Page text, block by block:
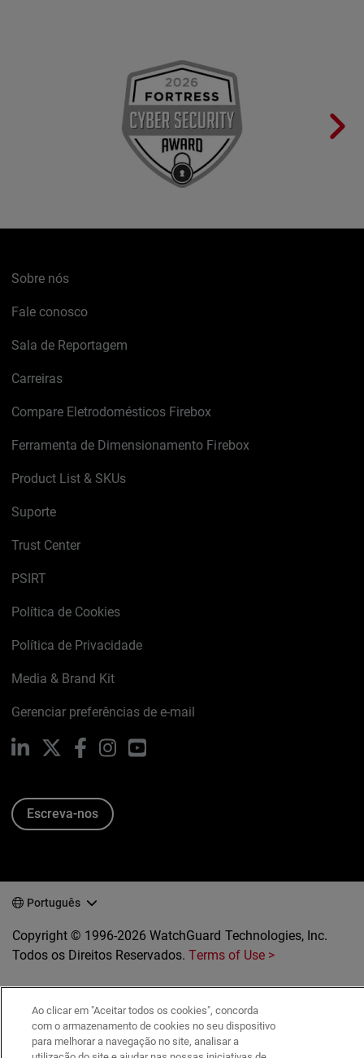
Sobre nós
Fale conosco
Sala de Reportagem
Carreiras
Compare Eletrodomésticos Firebox
Ferramenta de Dimensionamento Firebox
Product List & SKUs
Suporte
Trust Center
PSIRT
Política de Cookies
Política de Privacidade
Media & Brand Kit
Gerenciar preferências de e-mail
LinkedIn FacebookInstagramYouTube
Escreva-nos
Português
Copyright © 1996-2026 WatchGuard Technologies, Inc.
Todos os Direitos Reservados.Terms of Use >
Ao clicar em "Aceitar todos os cookies", concorda
com o armazenamento de cookies no seu dispositivo
para melhorar a navegação no site, analisar a